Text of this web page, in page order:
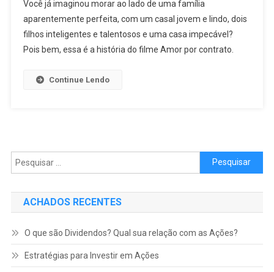
Você já imaginou morar ao lado de uma família
aparentemente perfeita, com um casal jovem e lindo, dois
filhos inteligentes e talentosos e uma casa impecável?
Pois bem, essa é a história do filme Amor por contrato.
Continue Lendo
Pesquisar por:
ACHADOS RECENTES
O que são Dividendos? Qual sua relação com as Ações?
Estratégias para Investir em Ações